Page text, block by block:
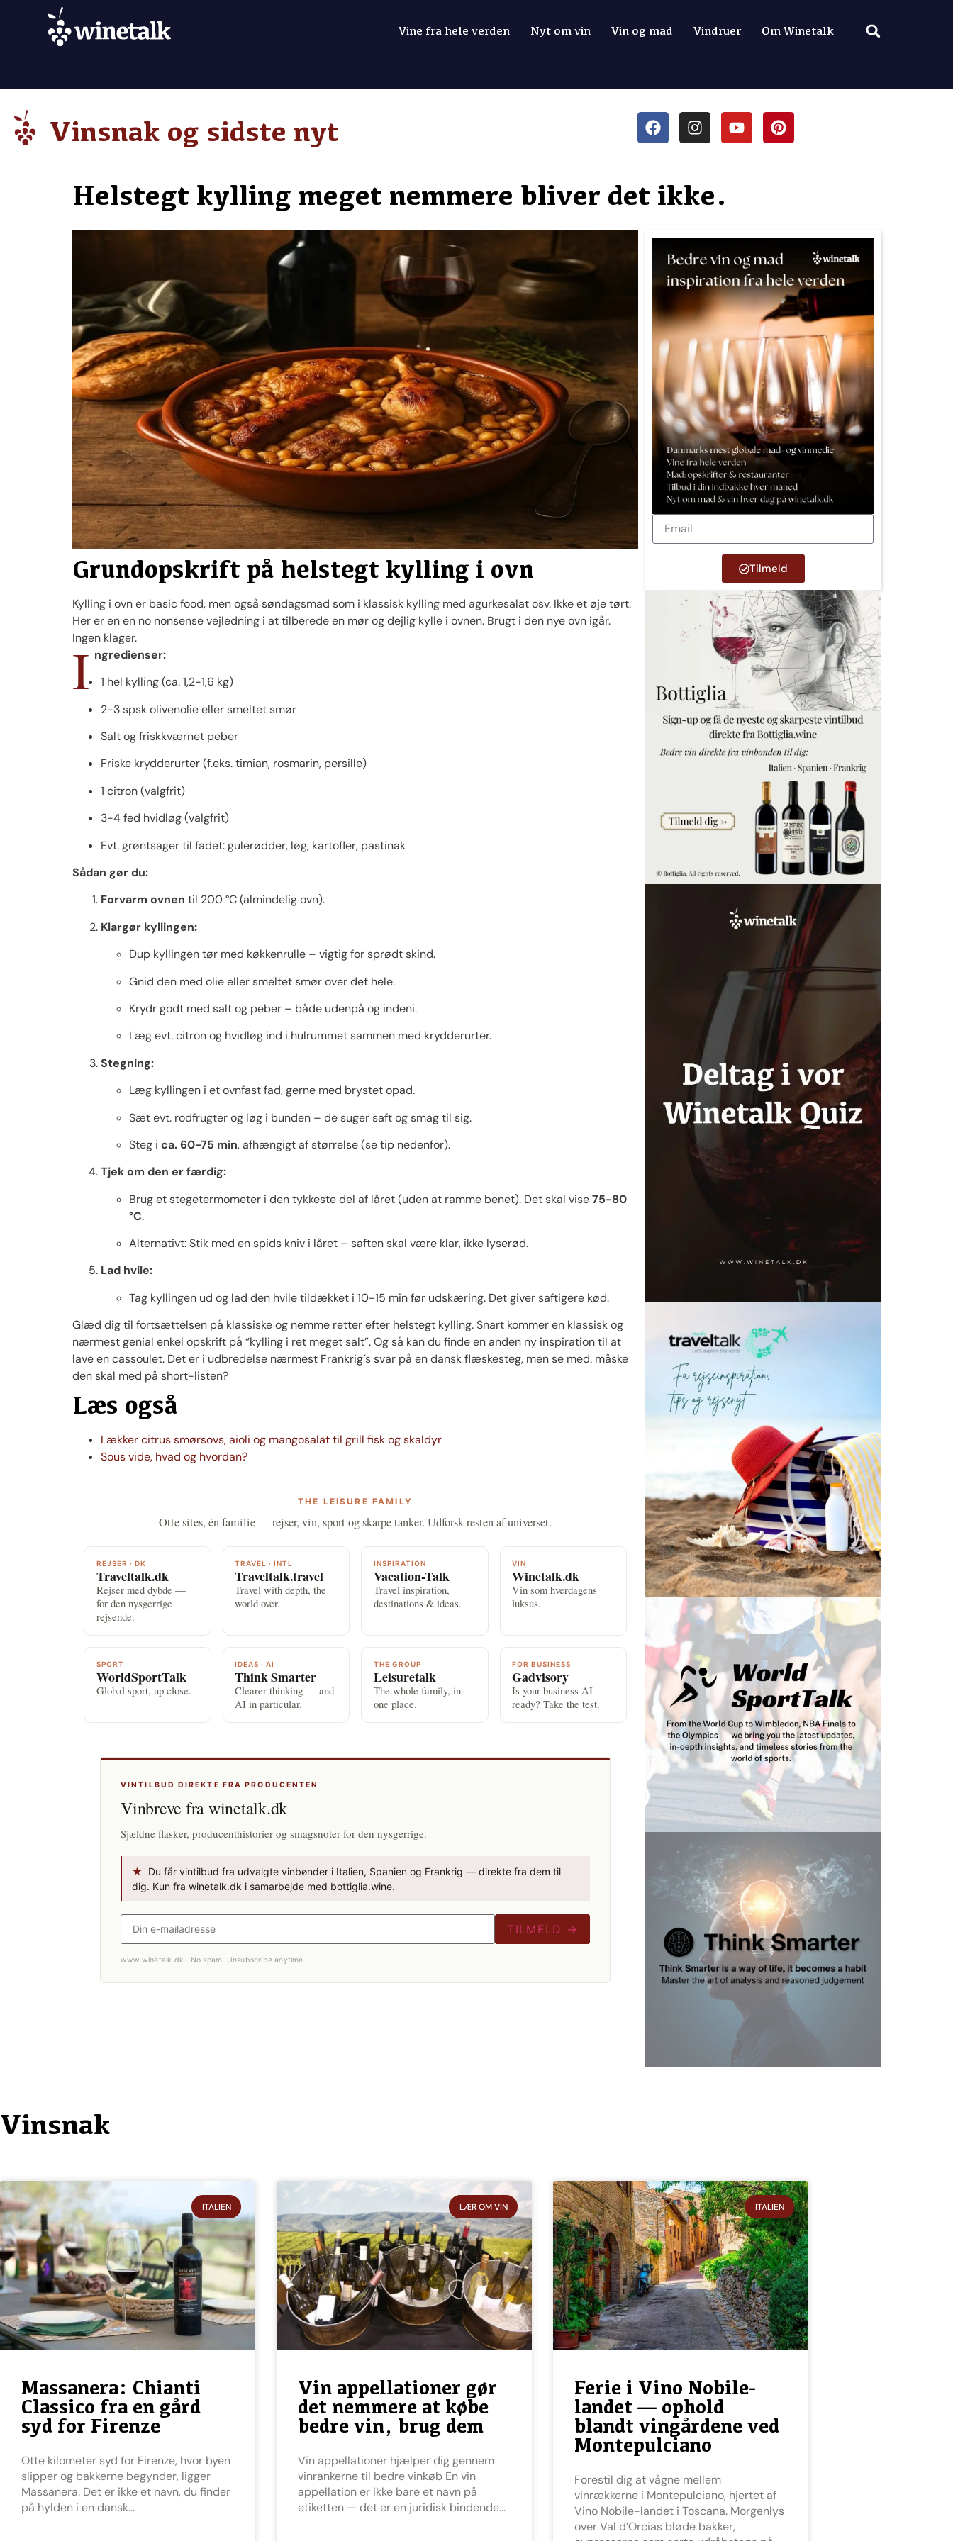
Vine fra hele verden Nyt om vin Vin og mad Vindruer Om Winetalk
Vinsnak og sidste nyt
Helstegt kylling meget nemmere bliver det ikke.
Grundopskrift på helstegt kylling i ovn
Kylling i ovn er basic food, men også søndagsmad som i klassisk kylling med agurkesalat osv. Ikke et øje tørt.
Her er en en no nonsense vejledning i at tilberede en mør og dejlig kylle i ovnen. Brugt i den nye ovn igår.
Ingen klager.
I ngredienser:
1 hel kylling (ca. 1,2-1,6 kg)
2-3 spsk olivenolie eller smeltet smør
Salt og friskkværnet peber
Friske krydderurter (f.eks. timian, rosmarin, persille)
1 citron (valgfrit)
3-4 fed hvidløg (valgfrit)
Evt. grøntsager til fadet: gulerødder, løg, kartofler, pastinak
Sådan gør du:
Forvarm ovnen til 200 °C (almindelig ovn).
Klargør kyllingen:
Dup kyllingen tør med køkkenrulle – vigtig for sprødt skind.
Gnid den med olie eller smeltet smør over det hele.
Krydr godt med salt og peber – både udenpå og indeni.
Læg evt. citron og hvidløg ind i hulrummet sammen med krydderurter.
Stegning:
Læg kyllingen i et ovnfast fad, gerne med brystet opad.
Sæt evt. rodfrugter og løg i bunden – de suger saft og smag til sig.
Steg i ca. 60-75 min, afhængigt af størrelse (se tip nedenfor).
Tjek om den er færdig:
Brug et stegetermometer i den tykkeste del af låret (uden at ramme benet). Det skal vise75-80
°C.
Alternativt: Stik med en spids kniv i låret – saften skal være klar, ikke lyserød.
Lad hvile:
Tag kyllingen ud og lad den hvile tildækket i 10-15 min før udskæring. Det giver saftigere kød.
Glæd dig til fortsættelsen på klassiske og nemme retter efter helstegt kylling. Snart kommer en klassisk og
nærmest genial enkel opskrift på “kylling i ret meget salt”. Og så kan du finde en anden ny inspiration til at
lave en cassoulet. Det er i udbredelse nærmest Frankrig´s svar på en dansk flæskesteg, men se med. måske
den skal med på short-listen?
Læs også
Lækker citrus smørsovs, aioli og mangosalat til grill fisk og skaldyr
Sous vide, hvad og hvordan?
THE LEISURE FAMILY
Otte sites, én familie — rejser, vin, sport og skarpe tanker. Udforsk resten af universet.
REJSER · DK
Traveltalk.dk
Rejser med dybde —
for den nysgerrige
rejsende.
TRAVEL · INTL
Traveltalk.travel
Travel with depth, the
world over.
INSPIRATION
Vacation-Talk
Travel inspiration,
destinations & ideas.
VIN
Winetalk.dk
Vin som hverdagens
luksus.
SPORT
WorldSportTalk
Global sport, up close.
IDEAS · AI
Think Smarter
Clearer thinking — and
AI in particular.
THE GROUP
Leisuretalk
The whole family, in
one place.
FOR BUSINESS
Gadvisory
Is your business AI-
ready? Take the test.
VINTILBUD DIREKTE FRA PRODUCENTEN
Vinbreve fra winetalk.dk
Sjældne flasker, producenthistorier og smagsnoter for den nysgerrige.
★
Du får vintilbud fra udvalgte vinbønder i Italien, Spanien og Frankrig — direkte fra dem til
dig. Kun fra winetalk.dk i samarbejde med bottiglia.wine.
TILMELD →
www.winetalk.dk · No spam. Unsubscribe anytime.
Tilmeld
Vinsnak
ITALIEN
Massanera: Chianti
Classico fra en gård
syd for Firenze
Otte kilometer syd for Firenze, hvor byen
slipper og bakkerne begynder, ligger
Massanera. Det er ikke et navn, du finder
på hylden i en dansk
LÆR OM VIN
Vin appellationer gør
det nemmere at købe
bedre vin, brug dem
Vin appellationer hjælper dig gennem
vinrankerne til bedre vinkøb En vin
appellation er ikke bare et navn på
etiketten — det er en juridisk bindende
ITALIEN
Ferie i Vino Nobile-
landet — ophold
blandt vingårdene ved
Montepulciano
Forestil dig at vågne mellem
vinrækkerne i Montepulciano, hjertet af
Vino Nobile-landet i Toscana. Morgenlys
over Val d’Orcias bløde bakker,